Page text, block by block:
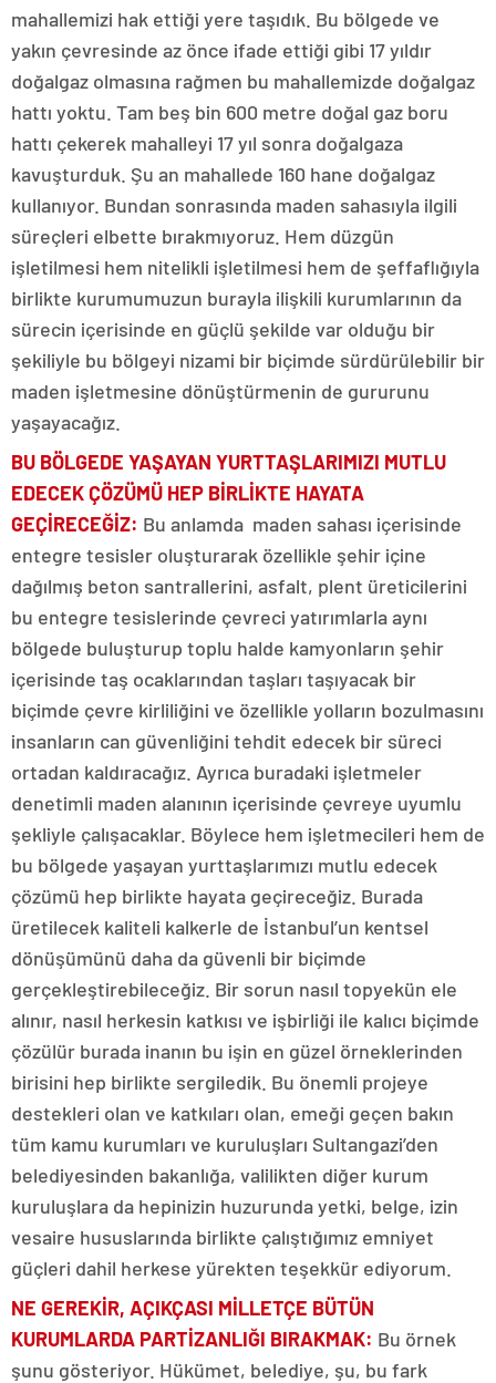
mahallemizi hak ettiği yere taşıdık. Bu bölgede ve
yakın çevresinde az önce ifade ettiği gibi 17 yıldır
doğalgaz olmasına rağmen bu mahallemizde doğalgaz
hattı yoktu. Tam beş bin 600 metre doğal gaz boru
hattı çekerek mahalleyi 17 yıl sonra doğalgaza
kavuşturduk. Şu an mahallede 160 hane doğalgaz
kullanıyor. Bundan sonrasında maden sahasıyla ilgili
süreçleri elbette bırakmıyoruz. Hem düzgün
işletilmesi hem nitelikli işletilmesi hem de şeffaflığıyla
birlikte kurumumuzun burayla ilişkili kurumlarının da
sürecin içerisinde en güçlü şekilde var olduğu bir
şekiliyle bu bölgeyi nizami bir biçimde sürdürülebilir bir
maden işletmesine dönüştürmenin de gururunu
yaşayacağız.
BU BÖLGEDE YAŞAYAN YURTTAŞLARIMIZI MUTLU
EDECEK ÇÖZÜMÜ HEP BİRLİKTE HAYATA
GEÇİRECEĞİZ: Bu anlamda maden sahası içerisinde
entegre tesisler oluşturarak özellikle şehir içine
dağılmış beton santrallerini, asfalt, plent üreticilerini
bu entegre tesislerinde çevreci yatırımlarla aynı
bölgede buluşturup toplu halde kamyonların şehir
içerisinde taş ocaklarından taşları taşıyacak bir
biçimde çevre kirliliğini ve özellikle yolların bozulmasını
insanların can güvenliğini tehdit edecek bir süreci
ortadan kaldıracağız. Ayrıca buradaki işletmeler
denetimli maden alanının içerisinde çevreye uyumlu
şekliyle çalışacaklar. Böylece hem işletmecileri hem de
bu bölgede yaşayan yurttaşlarımızı mutlu edecek
çözümü hep birlikte hayata geçireceğiz. Burada
üretilecek kaliteli kalkerle de İstanbul’un kentsel
dönüşümünü daha da güvenli bir biçimde
gerçekleştirebileceğiz. Bir sorun nasıl topyekün ele
alınır, nasıl herkesin katkısı ve işbirliği ile kalıcı biçimde
çözülür burada inanın bu işin en güzel örneklerinden
birisini hep birlikte sergiledik. Bu önemli projeye
destekleri olan ve katkıları olan, emeği geçen bakın
tüm kamu kurumları ve kuruluşları Sultangazi’den
belediyesinden bakanlığa, valilikten diğer kurum
kuruluşlara da hepinizin huzurunda yetki, belge, izin
vesaire hususlarında birlikte çalıştığımız emniyet
güçleri dahil herkese yürekten teşekkür ediyorum.
NE GEREKİR, AÇIKÇASI MİLLETÇE BÜTÜN
KURUMLARDA PARTİZANLIĞI BIRAKMAK: Bu örnek
şunu gösteriyor. Hükümet, belediye, şu, bu fark